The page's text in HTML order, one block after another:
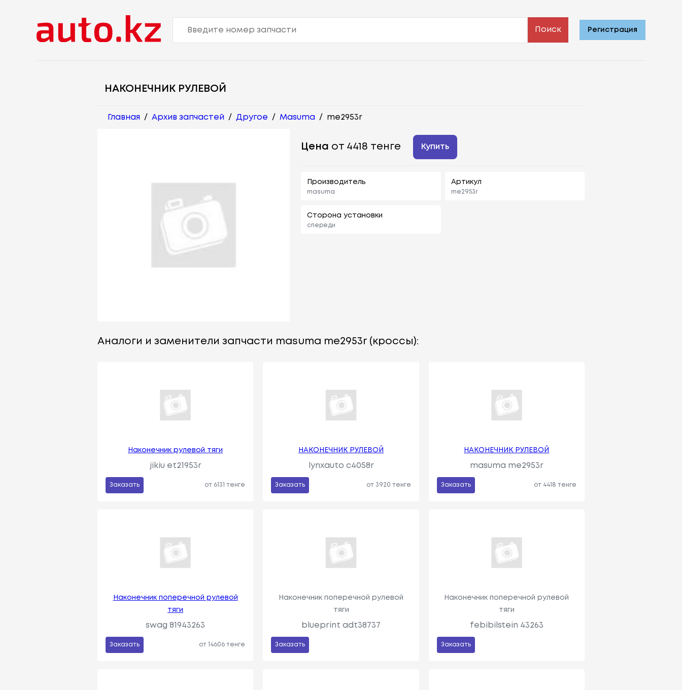
Поиск Регистрация
НАКОНЕЧНИК РУЛЕВОЙ
Главная / Архив запчастей / Другое / Masuma / me2953r
Цена от 4418 тенге Купить
Производитель
masuma
Артикул
me2953r
Сторона установки
спереди
Аналоги и заменители запчасти masuma me2953r (кроссы):
Наконечник рулевой тяги
jikiu et21953r
Заказать от 6131 тенге
НАКОНЕЧНИК РУЛЕВОЙ
lynxauto c4058r
Заказать от 3920 тенге
НАКОНЕЧНИК РУЛЕВОЙ
masuma me2953r
Заказать от 4418 тенге
Наконечник поперечной рулевой
тяги
swag 81943263
Заказать от 14606 тенге
Наконечник поперечной рулевой
тяги
blueprint adt38737
Заказать
Наконечник поперечной рулевой
тяги
febibilstein 43263
Заказать